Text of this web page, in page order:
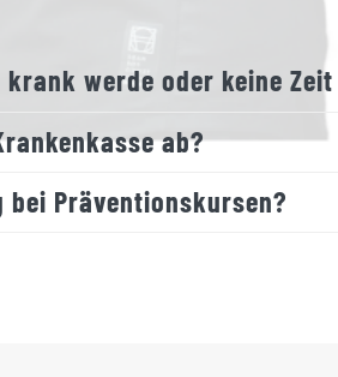
werde oder keine
ab?
bei Präventionskursen?